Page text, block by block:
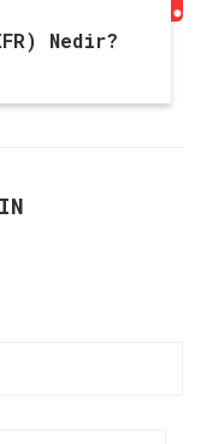
Nedir?